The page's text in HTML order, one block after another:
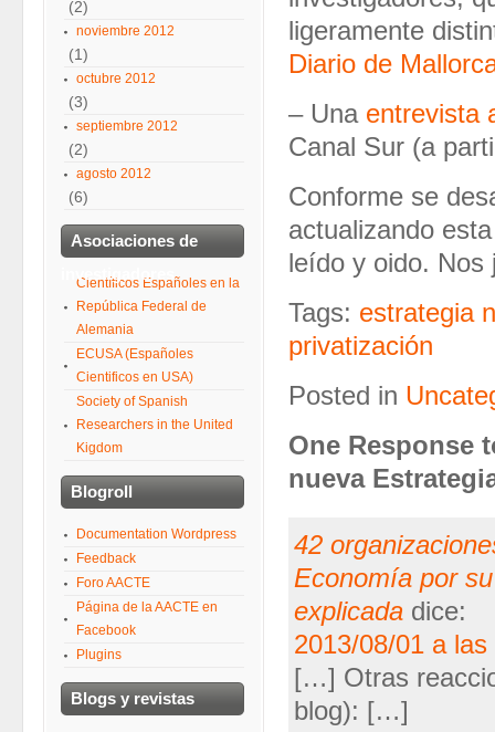
ligeramente
Diario de
– Una entrevista
Canal Sur (a
Conforme se
actualizando
leído y oido. Nos
Tags: estrategia
privatización
Posted in
One Response
nueva
42
Economía por
explicada dice:
2013/08/01 a las
[…] Otras
blog): […]
(2)
noviembre 2012
(1)
octubre 2012
(3)
septiembre 2012
(2)
agosto 2012
(6)
Asociaciones de
investigadores
Científicos Españoles en la
República Federal de
Alemania
ECUSA (Españoles
Cientificos en USA)
Society of Spanish
Researchers in the United
Kigdom
Blogroll
Documentation Wordpress
Feedback
Foro AACTE
Página de la AACTE en
Facebook
Plugins
Blogs y revistas